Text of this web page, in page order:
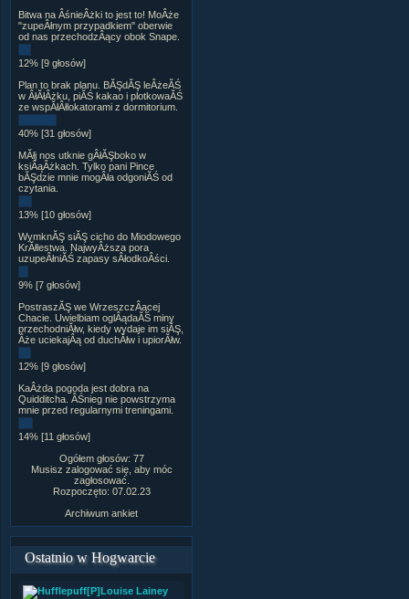
Bitwa na ÂśnieÂżki to jest to! MoÂże
"zupeÂłnym przypadkiem" oberwie
od nas przechodzÂący obok Snape.
12% [9 głosów]
Plan to brak planu. BĂŞdĂŞ leÂżeĂŚ
w ÂłĂłÂżku, piĂŚ kakao i plotkowaĂŚ
ze wspĂłÂłlokatorami z dormitorium.
40% [31 głosów]
MĂłj nos utknie gÂłĂŞboko w
ksiÂąÂżkach. Tylko pani Pince
bĂŞdzie mnie mogÂła odgoniĂŚ od
czytania.
13% [10 głosów]
WymknĂŞ siĂŞ cicho do Miodowego
KrĂłlestwa. NajwyÂższa pora
uzupeÂłniĂŚ zapasy sÂłodkoÂści.
9% [7 głosów]
PostraszĂŞ we WrzeszczÂącej
Chacie. Uwielbiam oglÂądaĂŚ miny
przechodniĂłw, kiedy wydaje im siĂŞ,
Âże uciekajÂą od duchĂłw i upiorĂłw.
12% [9 głosów]
KaÂżda pogoda jest dobra na
Quidditcha. ÂŚnieg nie powstrzyma
mnie przed regularnymi treningami.
14% [11 głosów]
Ogółem głosów: 77
Musisz zalogować się, aby móc
zagłosować.
Rozpoczęto: 07.02.23
Archiwum ankiet
Ostatnio w Hogwarcie
[P]Louise Lainey